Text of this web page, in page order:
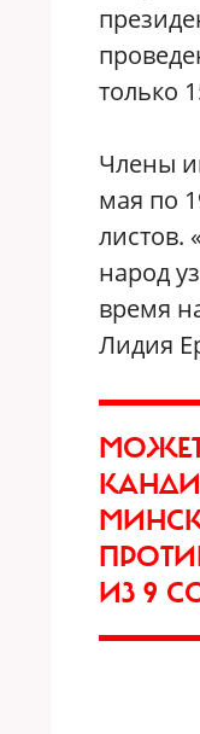
только
Члены
мая по
листов.
народ
время
Лидия
ИЗ 9